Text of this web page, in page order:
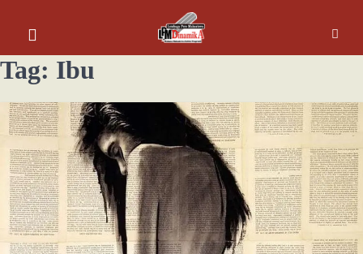
Tag: Ibu